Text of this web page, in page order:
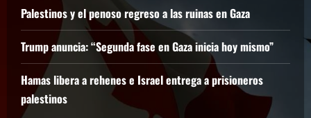
Palestinos y el penoso regreso a las ruinas en Gaza
Trump anuncia: “Segunda fase en Gaza inicia hoy mismo”
Hamas libera a rehenes e Israel entrega a prisioneros
palestinos